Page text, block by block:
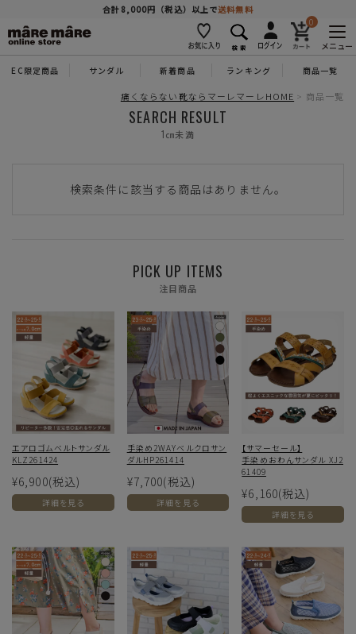
合計8,000円（税込）以上で送料無料
0
メニュー
EC限定商品 サンダル 新着商品 ランキング 商品一覧
痛くならない靴ならマーレマーレHOME 商品一覧
SEARCH RESULT
1㎝未満
検索条件に該当する商品はありません。
PICK UP ITEMS
注目商品
エアロゴムベルトサンダル
KLZ261424
¥6,900(税込)
詳細を見る
手染め2WAYベルクロサン
ダルHP261414
¥7,700(税込)
詳細を見る
【サマーセール】
手染めおわんサンダル XJ2
61409
¥6,160(税込)
詳細を見る
商品を探す
#コンフォート #パンプス #スニーカー #ブーツ
カテゴリー
カラー
サイズ
ヒールの高さ